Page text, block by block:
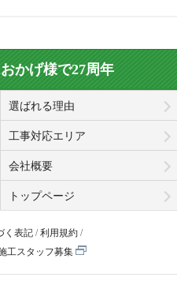
かげ様で27周年
選ばれる理由
工事対応エリア
会社概要
トップページ
く表記
利用規約
工スタッフ募集